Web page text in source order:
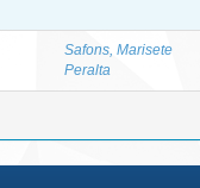
Safons, Marisete
Peralta